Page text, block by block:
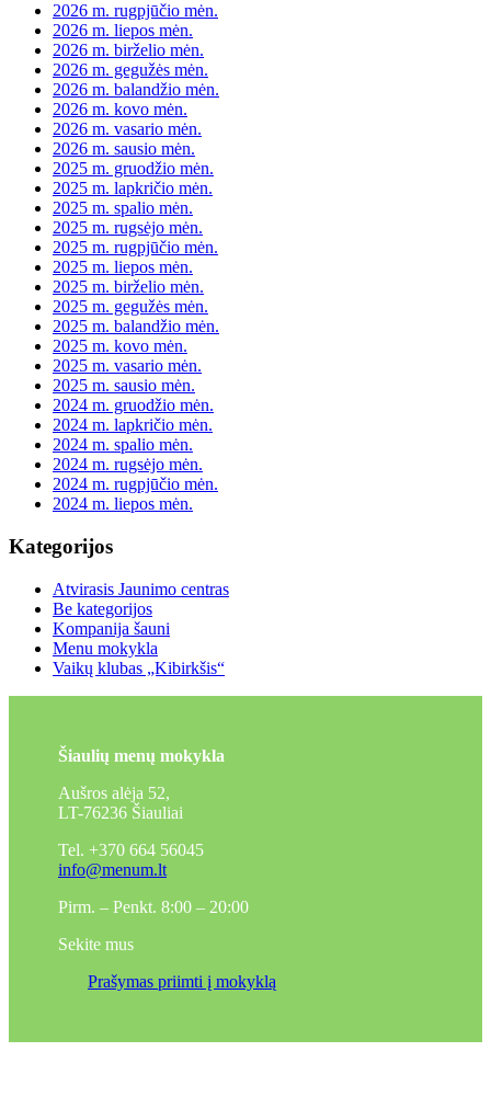
2026 m. rugpjūčio mėn.
2026 m. liepos mėn.
2026 m. birželio mėn.
2026 m. gegužės mėn.
2026 m. balandžio mėn.
2026 m. kovo mėn.
2026 m. vasario mėn.
2026 m. sausio mėn.
2025 m. gruodžio mėn.
2025 m. lapkričio mėn.
2025 m. spalio mėn.
2025 m. rugsėjo mėn.
2025 m. rugpjūčio mėn.
2025 m. liepos mėn.
2025 m. birželio mėn.
2025 m. gegužės mėn.
2025 m. balandžio mėn.
2025 m. kovo mėn.
2025 m. vasario mėn.
2025 m. sausio mėn.
2024 m. gruodžio mėn.
2024 m. lapkričio mėn.
2024 m. spalio mėn.
2024 m. rugsėjo mėn.
2024 m. rugpjūčio mėn.
2024 m. liepos mėn.
Kategorijos
Atvirasis Jaunimo centras
Be kategorijos
Kompanija šauni
Menu mokykla
Vaikų klubas „Kibirkšis“
Šiaulių menų mokykla
Aušros alėja 52,
LT-76236 Šiauliai
Tel. +370 664 56045
info@menum.lt
Pirm. – Penkt. 8:00 – 20:00
Sekite mus
Prašymas priimti į mokyklą